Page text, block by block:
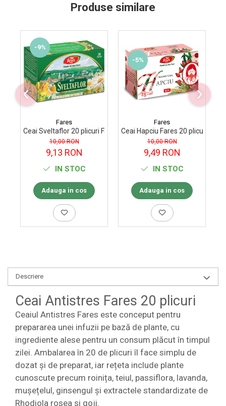
Tincturi si Gemoderivate
Vitamine si minerale
Produse similare
-9%
Fares
Ceai Sveltaflor 20 plicuri Fares
10,00 RON
9,13 RON
IN STOC
Adauga in cos
-5%
Fares
Ceai Hapciu Fares 20 plicuri
10,00 RON
9,49 RON
IN STOC
Adauga in cos
Descriere
Ceai Antistres Fares 20 plicuri
Ceaiul Antistres Fares este conceput pentru
prepararea unei infuzii pe bază de plante, cu
ingrediente alese pentru un consum plăcut în timpul
zilei. Ambalarea în 20 de plicuri îl face simplu de
dozat și de preparat, iar rețeta include plante
cunoscute precum roinița, teiul, passiflora, lavanda,
mușețelul, ginsengul și extractele standardizate de
Rhodiola rosea și goji.